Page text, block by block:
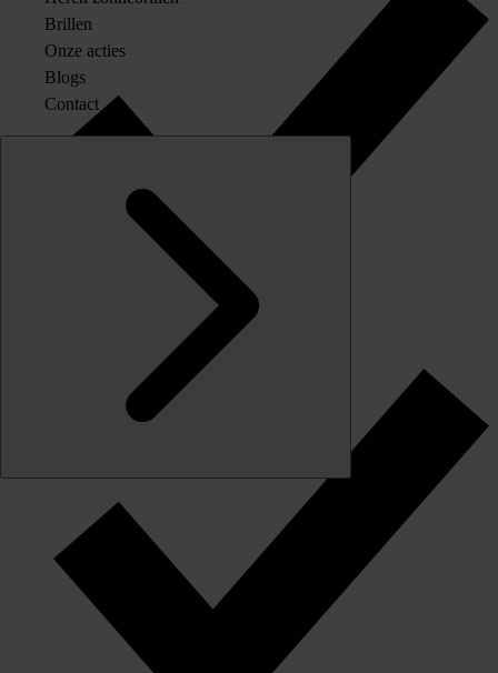
Originele merkglazen op sterkte
Brillen
Onze acties
Blogs
Contact